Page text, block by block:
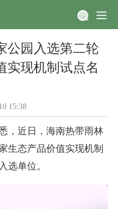
公园入选第二轮
实现机制试点名
15:38
，近日，海南热带雨林
生态产品价值实现机制
选单位。